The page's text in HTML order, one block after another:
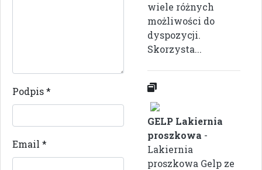
Podpis*
Email *
wiele różnych
możliwości do
dyspozycji.
Skorzysta...
GELP Lakiernia
proszkowa -
Lakiernia
proszkowa Gelp ze